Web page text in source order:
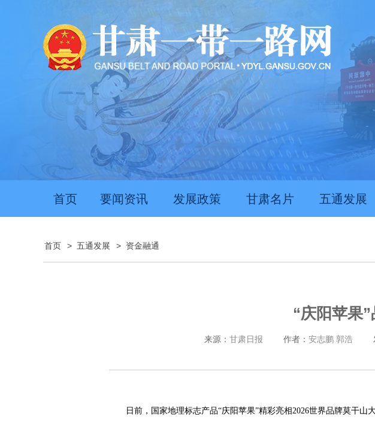
推动经济
首页 要闻资讯 发展政策 甘肃名片 五通发展
首页 > 五通发展 > 资金融通
“庆阳苹果
来源： 甘肃日报 作者： 安志鹏 郭浩
日前，国家地理标志产品“庆阳苹果”精彩亮相2026世界品牌莫干